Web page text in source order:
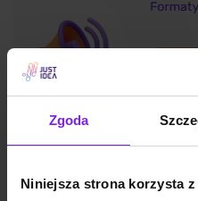
Zgoda
Niniejsza strona korzysta